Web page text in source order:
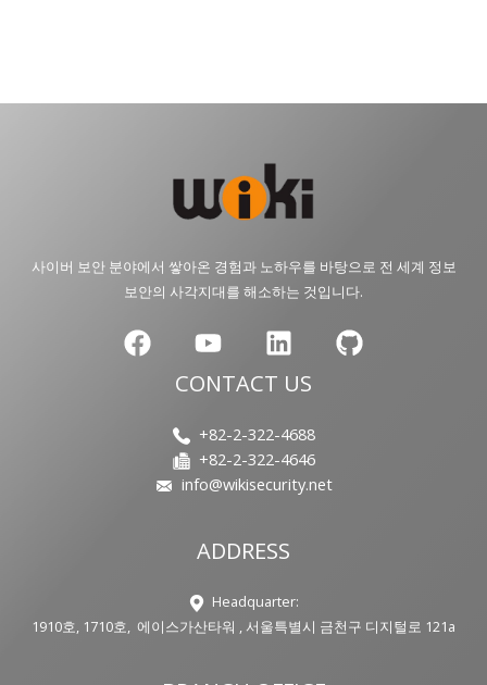
사이버 보안 분야에서 쌓아온 경험과 노하우를 바탕으로 전 세계 정보
보안의 사각지대를 해소하는 것입니다.
CONTACT US
+82-2-322-4688
+82-2-322-4646
info@wikisecurity.net
ADDRESS
Headquarter:
1910호, 1710호, 에이스가산타워 , 서울특별시 금천구 디지털로 121a